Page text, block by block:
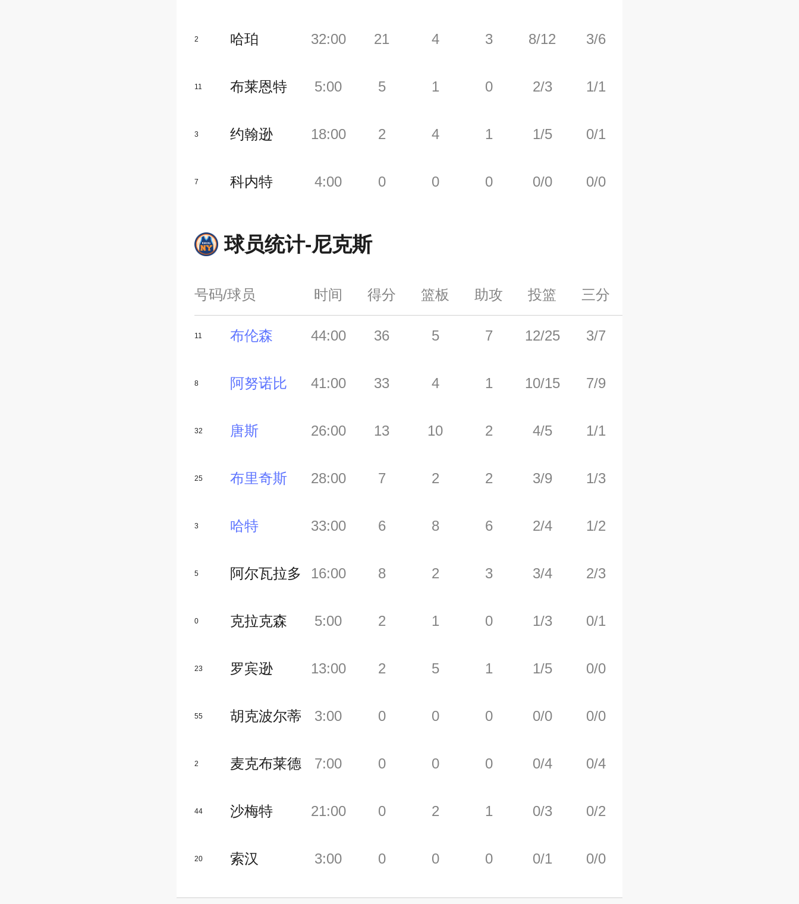
2 哈珀
11 布莱恩特
3 约翰逊
7 科内特
32:00
5:00
18:00
4:00
21
5
2
0
4
1
4
0
3
0
1
0
8/12
2/3
1/5
0/0
3/6
1/1
0/1
0/0
球员统计-尼克斯
号码/球员
11 布伦森
8 阿努诺比
32 唐斯
25 布里奇斯
3 哈特
5 阿尔瓦拉多
0 克拉克森
23 罗宾逊
55 胡克波尔蒂
2 麦克布莱德
44 沙梅特
20 索汉
时间
44:00
41:00
26:00
28:00
33:00
16:00
5:00
13:00
3:00
7:00
21:00
3:00
得分
36
33
13
7
6
8
2
2
0
0
0
0
篮板
5
4
10
2
8
2
1
5
0
0
2
0
助攻
7
1
2
2
6
3
0
1
0
0
1
0
投篮
12/25
10/15
4/5
3/9
2/4
3/4
1/3
1/5
0/0
0/4
0/3
0/1
三分
3/7
7/9
1/1
1/3
1/2
2/3
0/1
0/0
0/0
0/4
0/2
0/0